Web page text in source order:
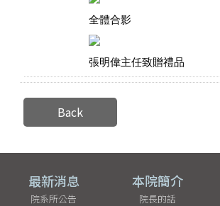
全體合影
張明偉主任致贈禮品
Back
最新消息
院系所公告
本院簡介
院長的話